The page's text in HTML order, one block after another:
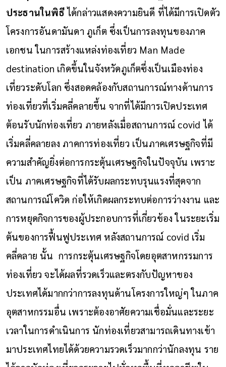
ประธานในพิธีได้กล่าวแสดงความยินดี ที่ได้มีการเปิดตัว
โครงการอันดามันดา ภูเก็ต ซึ่งเป็นการลงทุนของภาค
เอกชน ในการสร้างแหล่งท่องเที่ยว Man Made
destination เกิดขึ้นในจังหวัดภูเก็ตซึ่งเป็นเมืองท่อง
เที่ยวระดับโลก ซึ่งสอดคล้องกับสถานการณ์ทางด้านการ
ท่องเที่ยวที่เริ่มคลี่คลายขึ้น จากที่ได้มีการเปิดประเทศ
ต้อนรับนักท่องเที่ยว ภายหลังเมื่อสถานการณ์ covid ได้
เริ่มคลี่คลายลง ภาคการท่องเที่ยว เป็นภาคเศรษฐกิจที่มี
ความสำคัญยิ่งต่อการกระตุ้นเศรษฐกิจในปัจจุบัน เพราะ
เป็น ภาคเศรษฐกิจที่ได้รับผลกระทบรุนแรงที่สุดจาก
สถานการณ์โควิด ก่อให้เกิดผลกระทบต่อการว่างงาน และ
การหยุดกิจการของผู้ประกอบการที่เกี่ยวข้อง ในระยะเริ่ม
ต้นของการฟื้นฟูประเทศ หลังสถานการณ์ covid เริ่ม
คลี่คลาย นั้น การกระตุ้นเศรษฐกิจโดยอุตสาหกรรมการ
ท่องเที่ยว จะได้ผลที่รวดเร็วและตรงกับปัญหาของ
ประเทศได้มากกว่าการลงทุนด้านโครงการใหญ่ๆ ในภาค
อุตสาหกรรมอื่น เพราะต้องอาศัยความเชื่อมั่นและระยะ
เวลาในการดำเนินการ นักท่องเที่ยวสามารถเดินทางเข้า
มาประเทศไทยได้ด้วยความรวดเร็วมากกว่านักลงทุน ราย